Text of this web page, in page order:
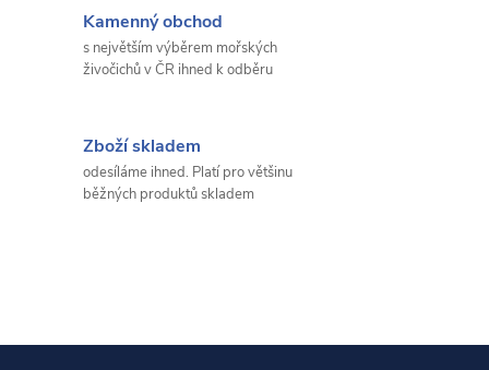
Kamenný obchod
s největším výběrem mořských
živočichů v ČR ihned k odběru
Zboží skladem
odesíláme ihned. Platí pro většinu
běžných produktů skladem